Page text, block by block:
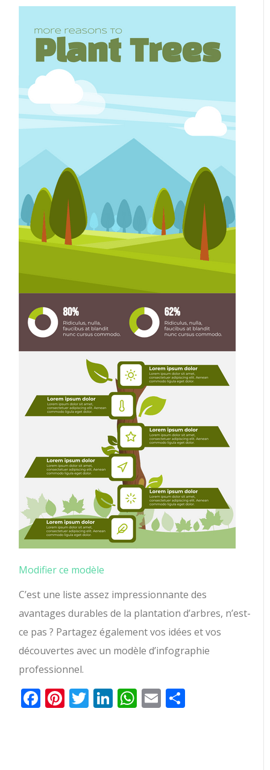
Modifier ce modèle
C’est une liste assez impressionnante des
avantages durables de la plantation d’arbres, n’est-
ce pas ? Partagez également vos idées et vos
découvertes avec un modèle d’infographie
professionnel.
Facebook
Pinterest
Twitter
LinkedIn
WhatsApp
Email